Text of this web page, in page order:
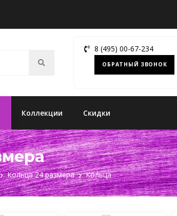
8 (495) 00-67-234
ОБРАТНЫЙ ЗВОНОК
Коллекции Скидки
Кольца 24 размера Кольца